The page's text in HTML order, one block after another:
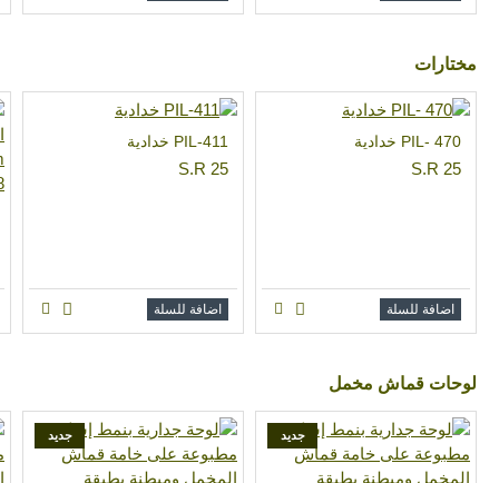
مختارات
PIL- 470 خدادية
S.R 25
اضافة للسلة
PIL-411 خدادية
S.R 25
اضافة للسلة
لوحات قماش مخمل
جديد جديد